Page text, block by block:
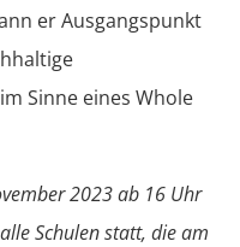
er Ausgangspunkt
Sinne eines Whole
2023 ab 16 Uhr
Schulen statt, die am